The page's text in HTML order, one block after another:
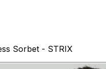
Sorbet - STRIX